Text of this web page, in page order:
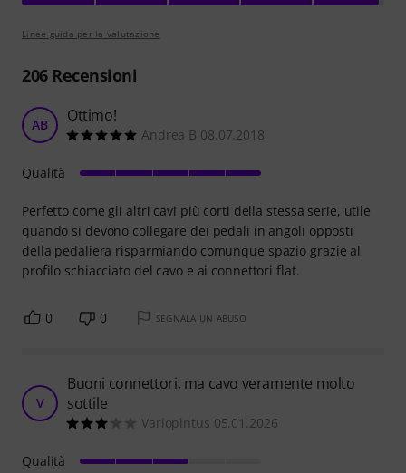
Linee guida per la valutazione
206Recensioni
AB Ottimo!
Andrea B 08.07.2018
Perfetto come gli altri cavi più corti della stessa serie, utile
quando si devono collegare dei pedali in angoli opposti
della pedaliera risparmiando comunque spazio grazie al
profilo schiacciato del cavo e ai connettori flat.
Qualità
0 0 SEGNALA UN ABUSO
V
Buoni connettori, ma cavo veramente molto
sottile
Variopintus 05.01.2026
Qualità